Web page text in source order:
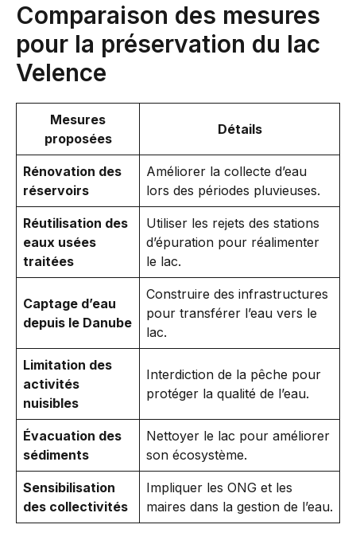
Comparaison des mesures
pour la préservation du lac
Velence
Mesures
proposées
Détails
Rénovation des
réservoirs
Améliorer la collecte d’eau
lors des périodes pluvieuses.
Réutilisation des
eaux usées
traitées
Utiliser les rejets des stations
d’épuration pour réalimenter
le lac.
Captage d’eau
depuis le Danube
Construire des infrastructures
pour transférer l’eau vers le
lac.
Limitation des
activités
nuisibles
Interdiction de la pêche pour
protéger la qualité de l’eau.
Évacuation des
sédiments
Nettoyer le lac pour améliorer
son écosystème.
Sensibilisation
des collectivités
Impliquer les ONG et les
maires dans la gestion de l’eau.